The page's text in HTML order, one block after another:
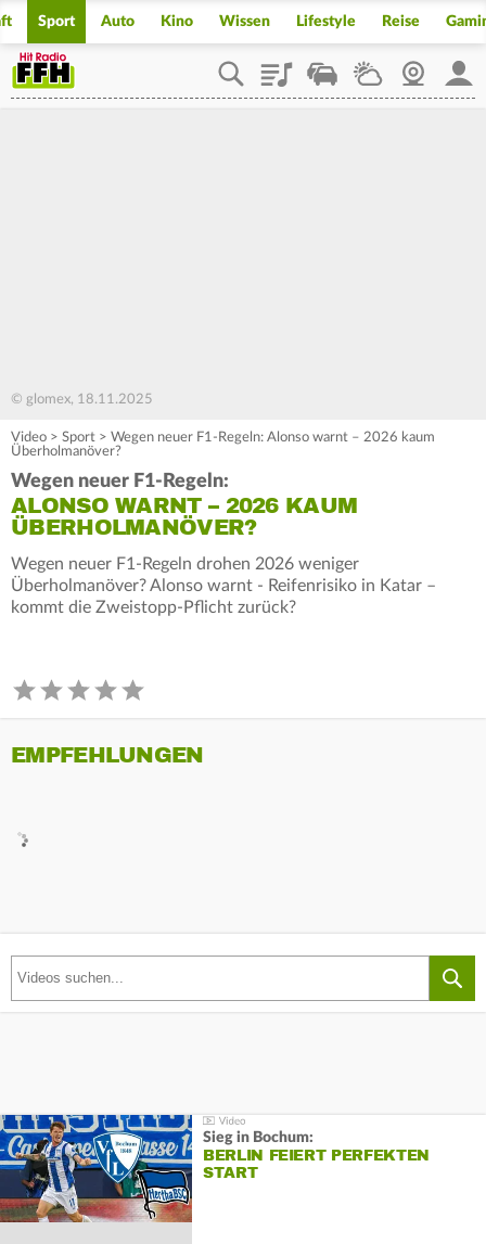
Sport Auto Kino Wissen Lifestyle Reise
PlaylistStaupilotWetterWebcam
© glomex, 18.11.2025
Video > Sport > Wegen neuer F1-Regeln: Alonso warnt – 2026 kaum
Überholmanöver?
Wegen neuer F1-Regeln:
ALONSO WARNT – 2026 KAUM
ÜBERHOLMANÖVER?
Wegen neuer F1-Regeln drohen 2026 weniger
Überholmanöver? Alonso warnt - Reifenrisiko in Katar –
kommt die Zweistopp-Pflicht zurück?
EMPFEHLUNGEN
Sieg in Bochum:
BERLIN FEIERT PERFEKTEN
START